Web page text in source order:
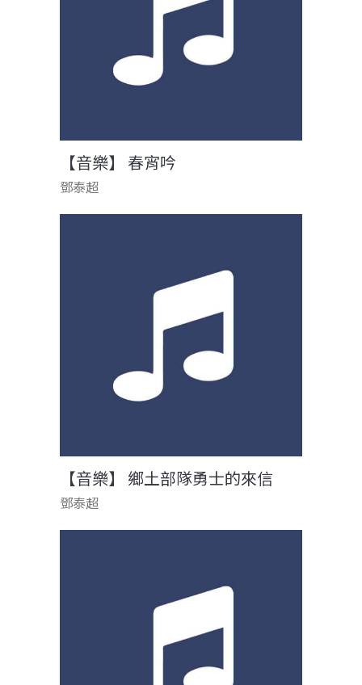
【音樂】 春宵吟
鄧泰超
【音樂】 鄉土部隊勇士的來信
鄧泰超